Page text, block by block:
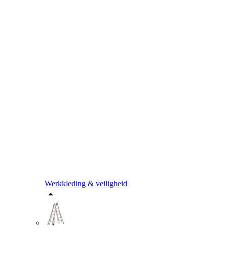
Werkkleding & veiligheid